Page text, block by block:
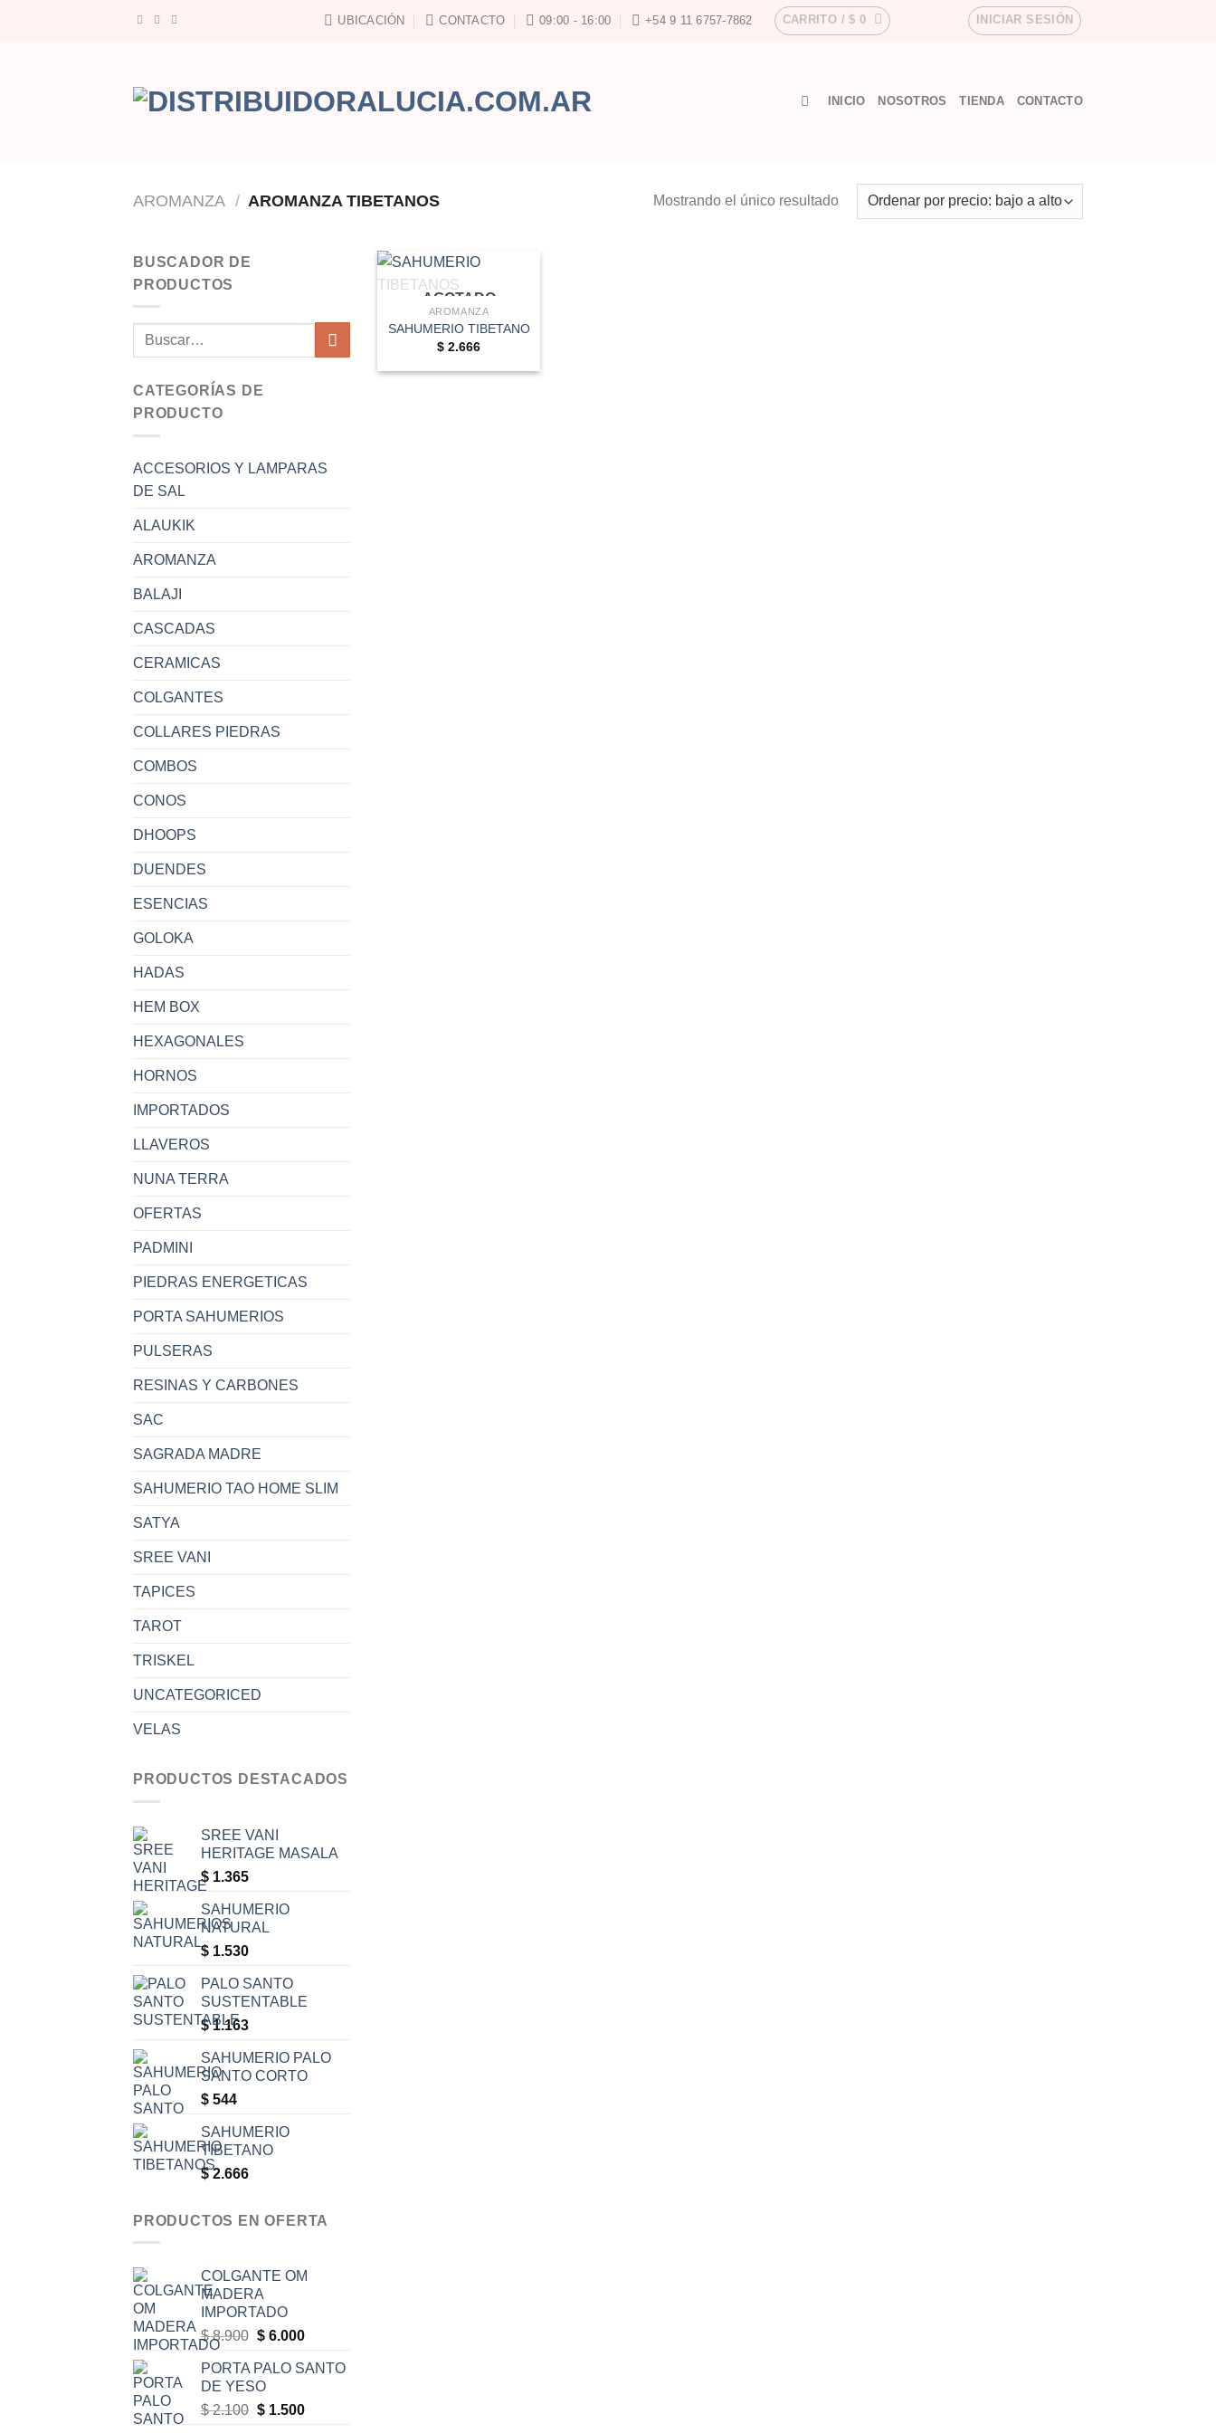
UBICACIÓN CONTACTO 09:00 - 16:00 +54 9 11 6757-7862 CARRITO /$ 0 INICIAR SESIÓN
INICIO NOSOTROS TIENDA CONTACTO
AROMANZA / AROMANZA TIBETANOS Mostrando el único resultado
BUSCADOR DE
PRODUCTOS
Buscar
CATEGORÍAS DE
PRODUCTO
ACCESORIOS Y LAMPARAS
DE SAL
ALAUKIK
AROMANZA
BALAJI
CASCADAS
CERAMICAS
COLGANTES
COLLARES PIEDRAS
COMBOS
CONOS
DHOOPS
DUENDES
ESENCIAS
GOLOKA
HADAS
HEM BOX
HEXAGONALES
HORNOS
IMPORTADOS
LLAVEROS
NUNA TERRA
OFERTAS
PADMINI
PIEDRAS ENERGETICAS
PORTA SAHUMERIOS
PULSERAS
RESINAS Y CARBONES
SAC
SAGRADA MADRE
SAHUMERIO TAO HOME SLIM
SATYA
SREE VANI
TAPICES
TAROT
TRISKEL
UNCATEGORICED
VELAS
PRODUCTOS DESTACADOS
SREE VANI
HERITAGE MASALA
$ 1.365
SAHUMERIO
NATURAL
$ 1.530
PALO SANTO
SUSTENTABLE
$1.163
SAHUMERIO PALO
SANTO CORTO
$ 544
SAHUMERIO
TIBETANO
$2.666
PRODUCTOS EN OFERTA
COLGANTE OM
MADERA
IMPORTADO
$8.900 Original
was:
$ 8.900.
$6.000Current
is:
PORTA PALO SANTO
DE YESO
$2.100 Original
$1.500Current
AGOTADO
AROMANZA
SAHUMERIO TIBETANO
$ 2.666